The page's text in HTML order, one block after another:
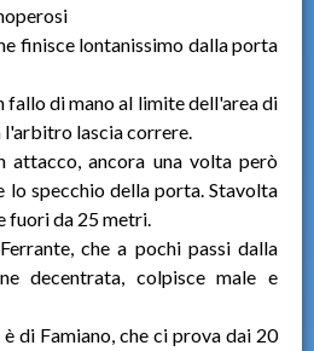
finisce lontanissimo dalla porta
fallo di mano al limite dell'area di
l'arbitro lascia correre.
attacco, ancora una volta però
lo specchio della porta. Stavolta
fuori da 25 metri.
che a pochi passi dalla
decentrata, colpisce male e
di Famiano, che ci prova dai 20